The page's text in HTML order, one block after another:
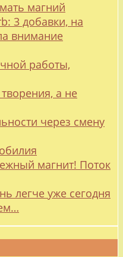
магний
3 добавки, на
внимание
работы,
а не
через смену
магнит! Поток
легче уже сегодня